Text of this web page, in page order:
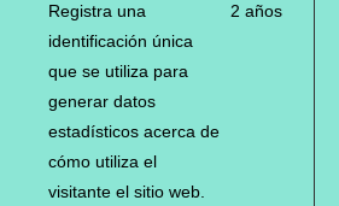
Registra una
identificación única
que se utiliza para
generar datos
estadísticos acerca de
cómo utiliza el
visitante el sitio web.
2 años